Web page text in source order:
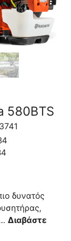
580BTS
δυνατός
Διαβάστε